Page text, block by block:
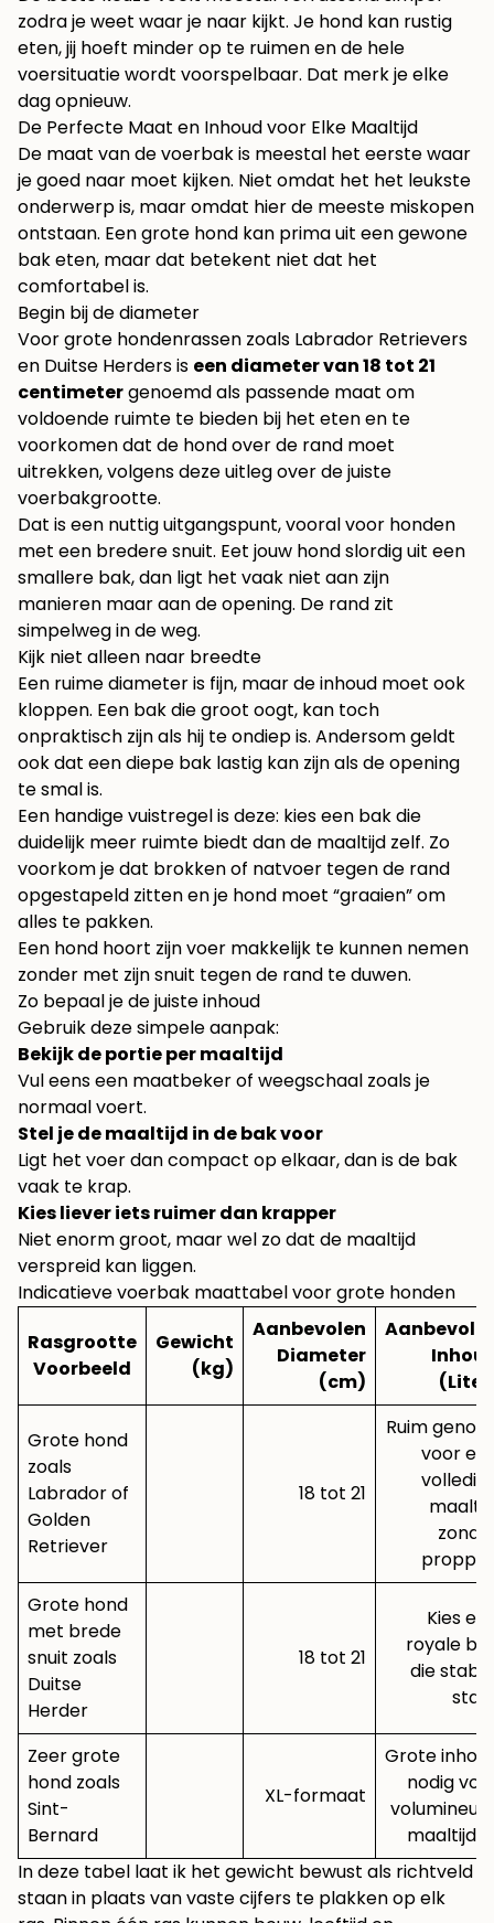
zodra je weet waar je naar kijkt. Je hond kan rustig
eten, jij hoeft minder op te ruimen en de hele
voersituatie wordt voorspelbaar. Dat merk je elke
dag opnieuw.
De Perfecte Maat en Inhoud voor Elke Maaltijd
De maat van de voerbak is meestal het eerste waar
je goed naar moet kijken. Niet omdat het het leukste
onderwerp is, maar omdat hier de meeste miskopen
ontstaan. Een grote hond kan prima uit een gewone
bak eten, maar dat betekent niet dat het
comfortabel is.
Begin bij de diameter
Voor grote hondenrassen zoals Labrador Retrievers
en Duitse Herders is een diameter van 18 tot 21
centimetergenoemd als passende maat om
voldoende ruimte te bieden bij het eten en te
voorkomen dat de hond over de rand moet
uitrekken, volgensdeze uitleg over de juiste
voerbakgrootte.
Dat is een nuttig uitgangspunt, vooral voor honden
met een bredere snuit. Eet jouw hond slordig uit een
smallere bak, dan ligt het vaak niet aan zijn
manieren maar aan de opening. De rand zit
simpelweg in de weg.
Kijk niet alleen naar breedte
Een ruime diameter is fijn, maar de inhoud moet ook
kloppen. Een bak die groot oogt, kan toch
onpraktisch zijn als hij te ondiep is. Andersom geldt
ook dat een diepe bak lastig kan zijn als de opening
te smal is.
Een handige vuistregel is deze: kies een bak die
duidelijk meer ruimte biedt dan de maaltijd zelf. Zo
voorkom je dat brokken of natvoer tegen de rand
opgestapeld zitten en je hond moet “graaien” om
alles te pakken.
Een hond hoort zijn voer makkelijk te kunnen nemen
zonder met zijn snuit tegen de rand te duwen.
Zo bepaal je de juiste inhoud
Gebruik deze simpele aanpak:
Bekijk de portie per maaltijd
Vul eens een maatbeker of weegschaal zoals je
normaal voert.
Stel je de maaltijd in de bak voor
Ligt het voer dan compact op elkaar, dan is de bak
vaak te krap.
Kies liever iets ruimer dan krapper
Niet enorm groot, maar wel zo dat de maaltijd
verspreid kan liggen.
Indicatieve voerbak maattabel voor grote honden
Rasgrootte
Voorbeeld
Gewicht
(kg)
Aanbevolen
Diameter
(cm)
Grote hond
zoals
Labrador of
Golden
Retriever
18 tot 21
Ruim
voor
Grote hond
met brede
snuit zoals
Duitse
Herder
18 tot 21
Kies
royale
die
Zeer grote
hond zoals
Sint-
Bernard
XL-formaat
Grote
nodig
In deze tabel laat ik het gewicht bewust als richtveld
staan in plaats van vaste cijfers te plakken op elk